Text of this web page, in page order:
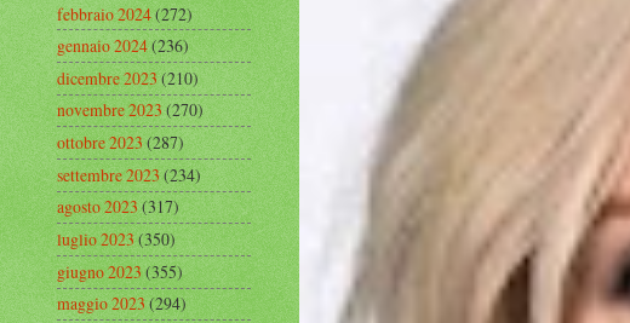
febbraio 2024(272)
gennaio 2024(236)
dicembre 2023(210)
novembre 2023(270)
ottobre 2023(287)
settembre 2023(234)
agosto 2023(317)
luglio 2023(350)
giugno 2023(355)
maggio 2023(294)